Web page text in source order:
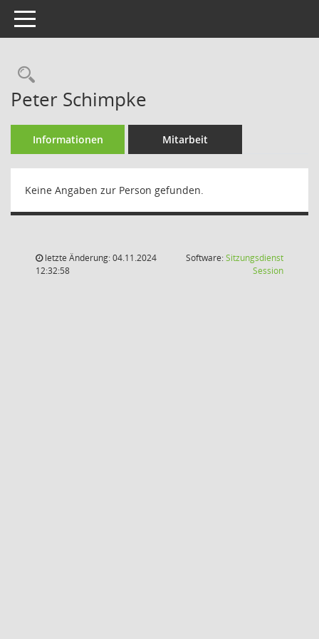
Toggle navigation
Rechercheauswahl
Peter Schimpke
Informationen Mitarbeit
Keine Angaben zur Person gefunden.
letzte Änderung: 04.11.2024
12:32:58
Software:Sitzungsdienst
Session(Wird in